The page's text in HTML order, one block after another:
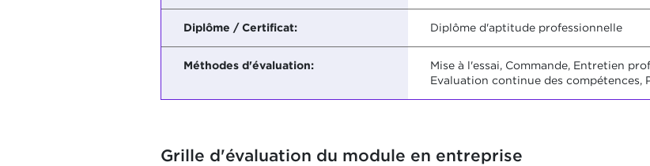
Diplôme / Certificat: Diplôme d'aptitude professionnelle
Méthodes d'évaluation:
Mise à l'essai, Commande, Entretien
Evaluation continue des compétences,
Grille d'évaluation du module en entreprise